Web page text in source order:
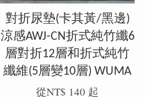
對折尿墊(卡其黃/黑邊)
涼感AWJ-CN折式純竹纖6
層對折12層和折式純竹
纖維(5層變10層) WUMA
從NT$ 140 起